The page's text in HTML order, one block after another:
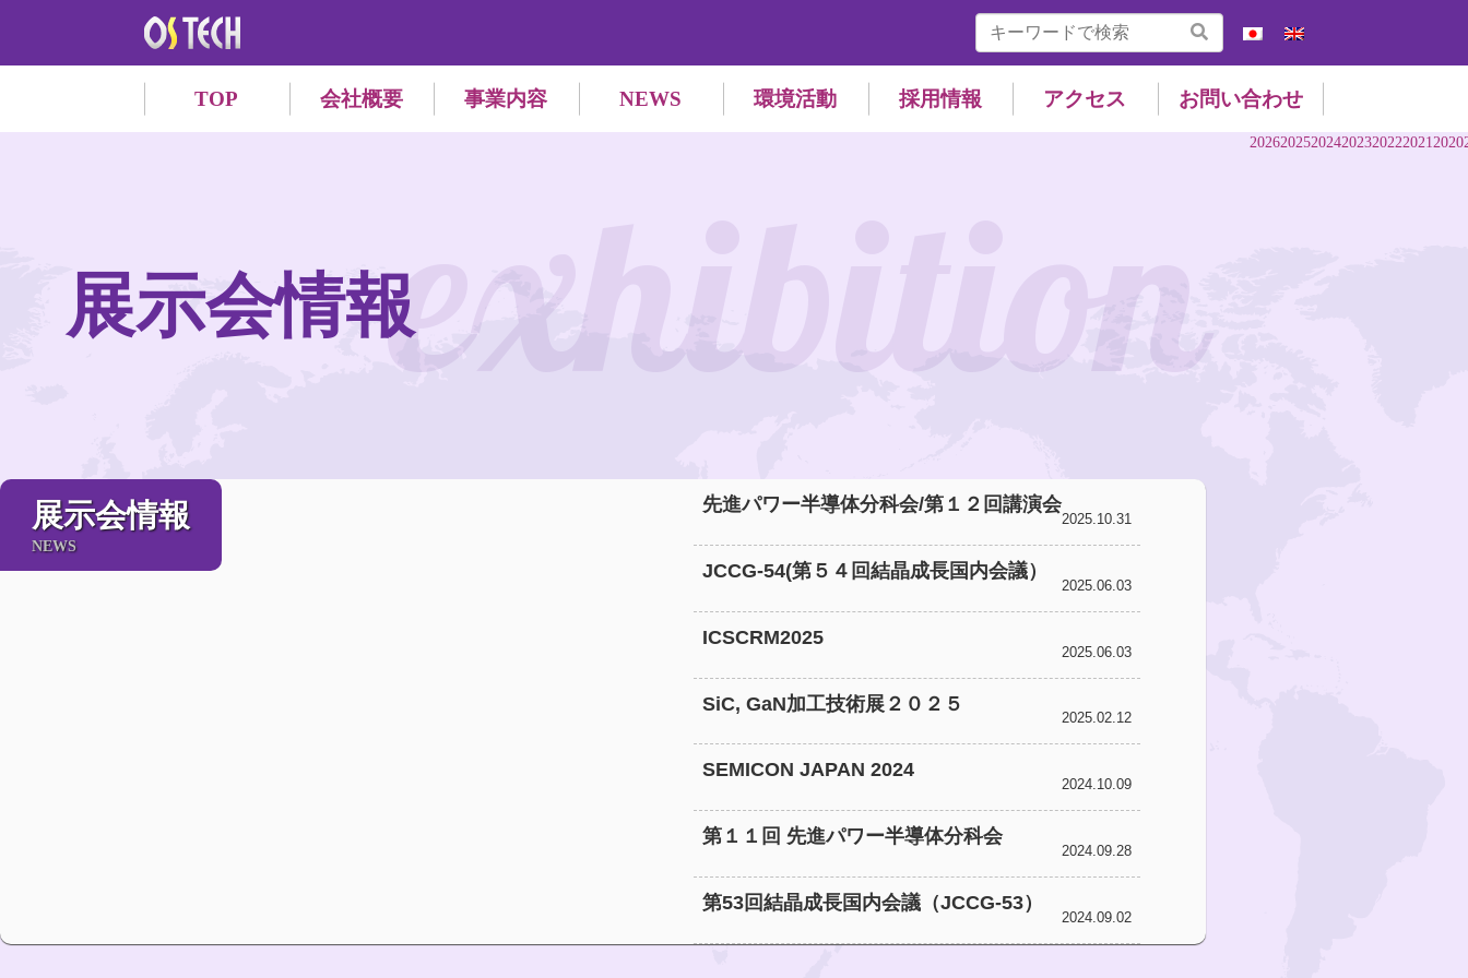
TOP 会社概要 事業内容 NEWS 環境活動 採用情報 アクセス お問い合わせ
2026202520242023202220212020
展示会情報exhibition
展示会情報
NEWS
先進パワー半導体分科会/第１２回講演会
2025.10.31
JCCG-54(第５４回結晶成長国内会議）
2025.06.03
ICSCRM2025
2025.06.03
SiC, GaN加工技術展２０２５
2025.02.12
SEMICON JAPAN 2024
2024.10.09
第１１回 先進パワー半導体分科会
2024.09.28
第53回結晶成長国内会議（JCCG-53）
2024.09.02